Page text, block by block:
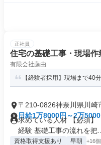
正社員
住宅の基礎工事・現場作
有限会社藤由
【経験者採用】現場まで
〒210-0826神奈川県川崎
日給1万8000円～2万5000
求めている人材 【必須】
経験 基礎工事の流れを把...
資格取得支援あり 早朝 +16個